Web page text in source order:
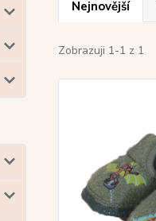
Nejnovější
Zobrazuji 1-1 z 1